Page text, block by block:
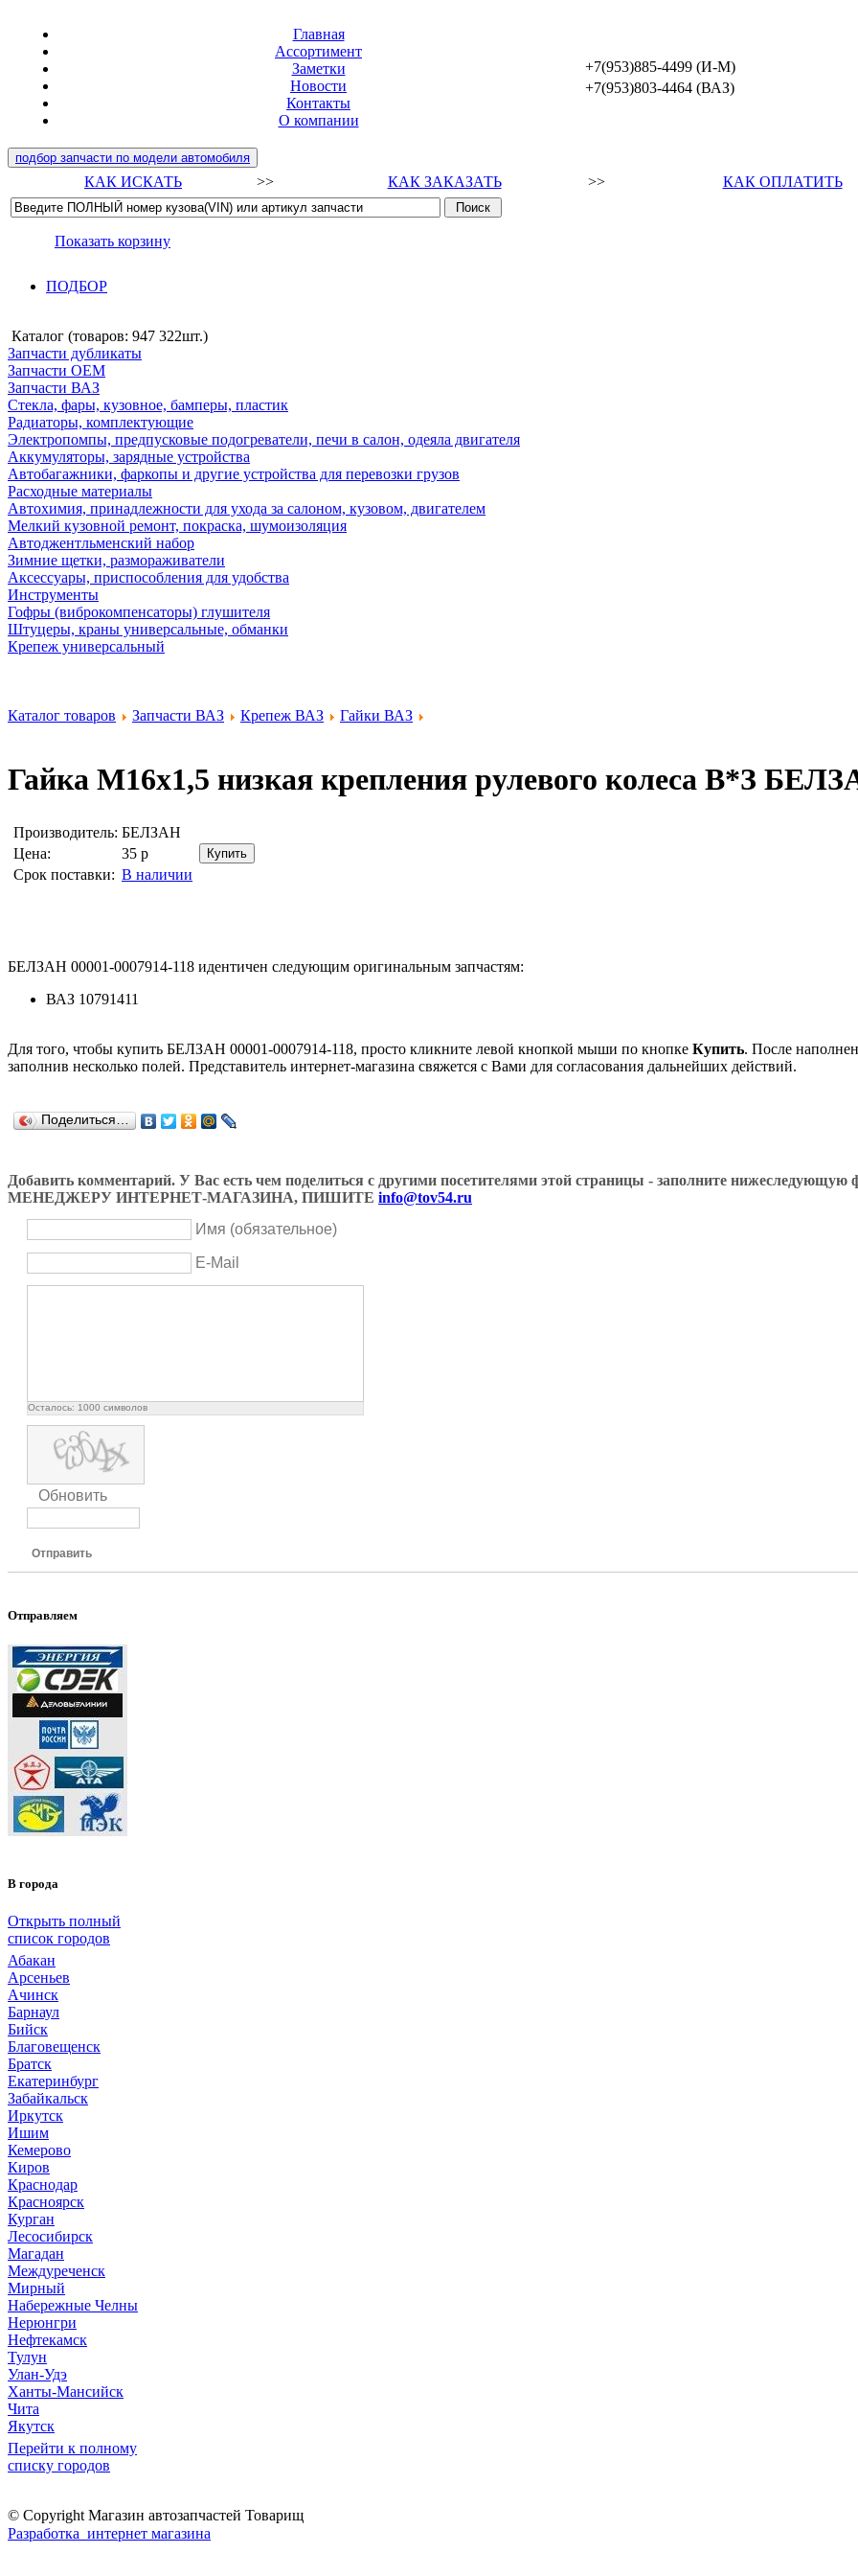
Главная
Ассортимент
Заметки
Новости
Контакты
О компании
+7(953)885-4499 (И-М)
+7(953)803-4464 (ВАЗ)
подбор запчасти по модели автомобиля
КАК ИСКАТЬ >> КАК ЗАКАЗАТЬ >> КАК ОПЛАТИТЬ
Показать корзину
ПОДБОР
Каталог (товаров: 947 322шт.)
Запчасти дубликаты
Запчасти ОЕМ
Запчасти ВАЗ
Стекла, фары, кузовное, бамперы, пластик
Радиаторы, комплектующие
Электропомпы, предпусковые подогреватели, печи в салон, одеяла двигателя
Аккумуляторы, зарядные устройства
Автобагажники, фаркопы и другие устройства для перевозки грузов
Расходные материалы
Автохимия, принадлежности для ухода за салоном, кузовом, двигателем
Мелкий кузовной ремонт, покраска, шумоизоляция
Автоджентльменский набор
Зимние щетки, размораживатели
Аксессуары, приспособления для удобства
Инструменты
Гофры (виброкомпенсаторы) глушителя
Штуцеры, краны универсальные, обманки
Крепеж универсальный
Каталог товаров Запчасти ВАЗ Крепеж ВАЗ Гайки ВАЗ
Гайка М16х1,5 низкая крепления рулевого колеса В*З
Производитель: БЕЛЗАН
Цена:
35 р
Срок поставки: В наличии
БЕЛЗАН 00001-0007914-118 идентичен следующим оригинальным запчастям:
ВАЗ 10791411
Для того, чтобы купить БЕЛЗАН 00001-0007914-118, просто кликните левой кнопкой мыши по кнопке Купить. После
заполнив несколько полей. Представитель интернет-магазина свяжется с Вами для согласования дальнейших действий.
Поделиться…
Добавить комментарий. У Вас есть чем поделиться с другими посетителями этой страницы - заполните
МЕНЕДЖЕРУ ИНТЕРНЕТ-МАГАЗИНА, ПИШИТЕ info@tov54.ru
Имя (обязательное)
E-Mail
Осталось: 1000 символов
Обновить
Отправить
Отправляем
В города
Открыть полный
список городов
Абакан
Арсеньев
Ачинск
Барнаул
Бийск
Благовещенск
Братск
Екатеринбург
Забайкальск
Иркутск
Ишим
Кемерово
Киров
Краснодар
Красноярск
Курган
Лесосибирск
Магадан
Междуреченск
Мирный
Набережные Челны
Нерюнгри
Нефтекамск
Тулун
Улан-Удэ
Ханты-Мансийск
Чита
Якутск
Перейти к полному
списку городов
© Copyright Магазин автозапчастей Товарищ
Разработка интернет магазина